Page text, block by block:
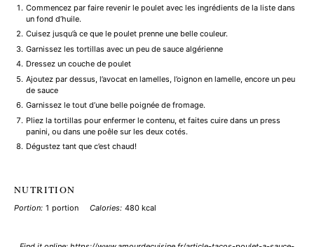
Commencez par faire revenir le poulet avec les ingrédients de la liste dans
un fond d’huile.
Cuisez jusqu’à ce que le poulet prenne une belle couleur.
Garnissez les tortillas avec un peu de sauce algérienne
Dressez un couche de poulet
Ajoutez par dessus, l’avocat en lamelles, l’oignon en lamelle, encore un peu
de sauce
Garnissez le tout d’une belle poignée de fromage.
Pliez la tortillas pour enfermer le contenu, et faites cuire dans un press
panini, ou dans une poêle sur les deux cotés.
Dégustez tant que c’est chaud!
NUTRITION
Portion: 1 portion Calories: 480 kcal